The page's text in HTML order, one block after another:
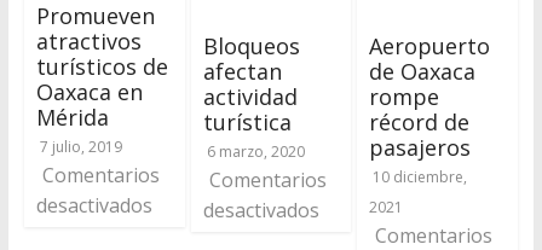
Promueven
atractivos
turísticos de
Oaxaca en
Mérida
7 julio, 2019
Comentarios
desactivados
Bloqueos
afectan
actividad
turística
6 marzo, 2020
Comentarios
desactivados
Aeropuerto
de Oaxaca
rompe
récord de
pasajeros
10 diciembre,
2021
Comentarios